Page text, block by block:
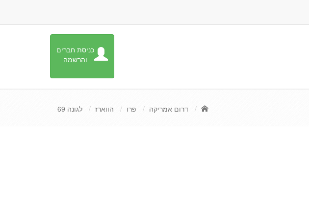
כניסת חברים
והרשמה
דרום אמריקה פרו הווארז לגונה 69